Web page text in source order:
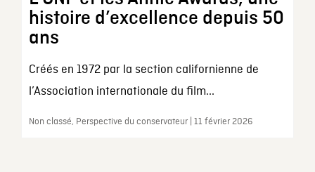
histoire d’excellence depuis 50
ans
Créés en 1972 par la section californienne de
l’Association internationale du film...
Non classé, Perspective du conservateur | 11 février 2026